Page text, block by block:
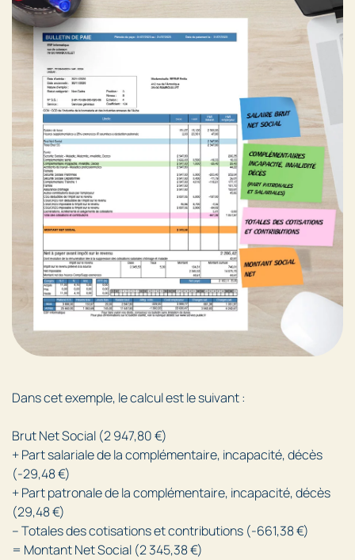
Dans cet exemple, le calcul est le suivant :
Brut Net Social (2 947,80 €)
+ Part salariale de la complémentaire, incapacité, décès
(-29,48 €)
+ Part patronale de la complémentaire, incapacité, décès
(29,48 €)
– Totales des cotisations et contributions (-661,38 €)
= Montant Net Social (2 345,38 €)